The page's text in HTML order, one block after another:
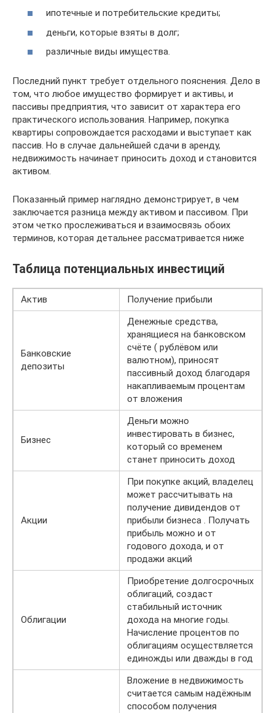
ипотечные и потребительские кредиты;
деньги, которые взяты в долг;
различные виды имущества.
Последний пункт требует отдельного пояснения. Дело в
том, что любое имущество формирует и активы, и
пассивы предприятия, что зависит от характера его
практического использования. Например, покупка
квартиры сопровождается расходами и выступает как
пассив. Но в случае дальнейшей сдачи в аренду,
недвижимость начинает приносить доход и становится
активом.
Показанный пример наглядно демонстрирует, в чем
заключается разница между активом и пассивом. При
этом четко прослеживаться и взаимосвязь обоих
терминов, которая детальнее рассматривается ниже
Таблица потенциальных инвестиций
Актив Получение прибыли
Банковские
депозиты
Денежные средства,
хранящиеся на банковском
счёте ( рублёвом или
валютном), приносят
пассивный доход благодаря
накапливаемым процентам
от вложения
Бизнес
Деньги можно
инвестировать в бизнес,
который со временем
станет приносить доход
Акции
При покупке акций, владелец
может рассчитывать на
получение дивидендов от
прибыли бизнеса . Получать
прибыль можно и от
годового дохода, и от
продажи акций
Облигации
Приобретение долгосрочных
облигаций, создаст
стабильный источник
дохода на многие годы.
Начисление процентов по
облигациям осуществляется
единожды или дважды в год
Вложение в недвижимость
считается самым надёжным
способом получения